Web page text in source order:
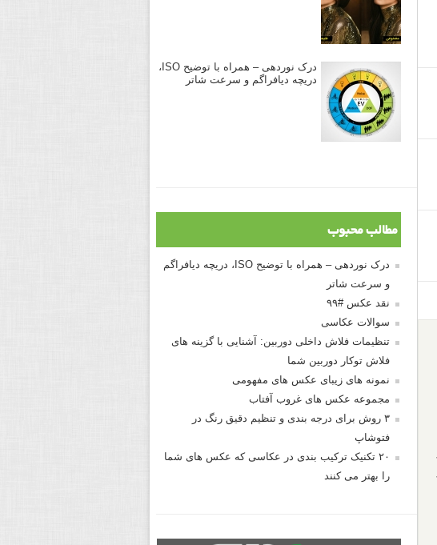
درک نوردهی – همراه با توضیح ISO،
دریچه دیافراگم و سرعت شاتر
مطالب محبوب
درک نوردهی – همراه با توضیح ISO، دریچه دیافراگم
و سرعت شاتر
نقد عکس #۹۹
سوالات عکاسی
تنظیمات فلاش داخلی دوربین: آشنایی با گزینه های
فلاش توکار دوربین شما
نمونه های زیبای عکس های مفهومی
مجموعه عکس های غروب آفتاب
۳ روش برای درجه بندی و تنظیم دقیق رنگ در
فتوشاپ
۲۰ تکنیک ترکیب بندی در عکاسی که عکس های شما
را بهتر می کنند